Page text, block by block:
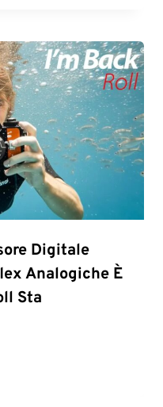
Digitale
Analogiche È
Sta